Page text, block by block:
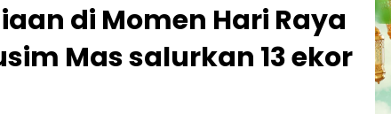
di Momen Hari Raya
Mas salurkan 13 ekor